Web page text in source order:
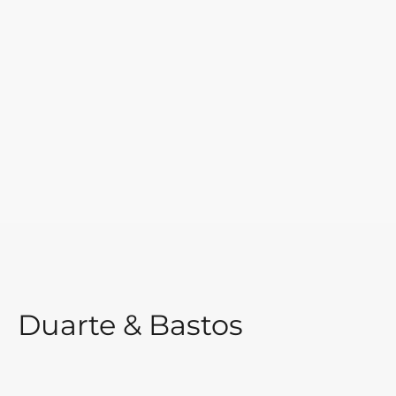
Duarte & Bastos